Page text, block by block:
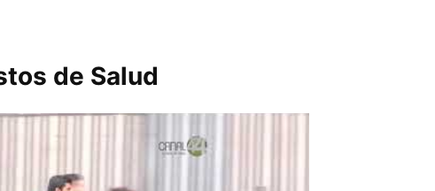
de Salud